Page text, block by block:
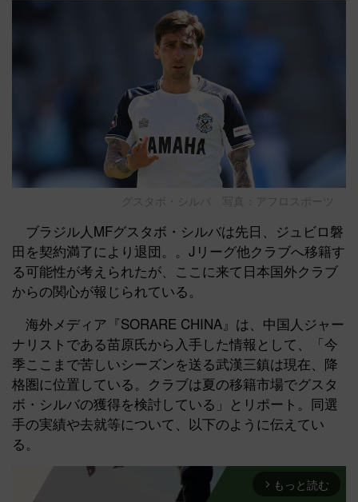
グスタボ・シルバ 写真：アフロスポーツ
ブラジル人MFグスタボ・シルバは先日、ジュビロ磐
田を契約満了により退団。。Jリーグ他クラブへ移籍す
る可能性が考えられたが、ここに来て日本国外クラブ
からの関心が報じられている。
海外メディア『SORARE CHINA』は、中国人ジャー
ナリストである苗原氏から入手した情報として、「今
季ここまで苦しいシーズンを送る武漢三鎮は現在、降
格圏に位置している。クラブは夏の移籍市場でグスタ
ボ・シルバの獲得を検討している」とリポート。同選
手の実績や去就等について、以下のように伝えてい
る。
arrow_forward_ios もっと読む